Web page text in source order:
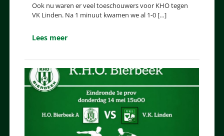
Ook nu waren er veel toeschouwers voor KHO tegen
VK Linden. Na 1 minuut kwamen we al 1-0 […]
Lees meer